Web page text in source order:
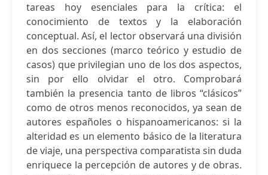
tareas hoy esenciales para la crítica: el
conocimiento de textos y la elaboración
conceptual. Así, el lector observará una división
en dos secciones (marco teórico y estudio de
casos) que privilegian uno de los dos aspectos,
sin por ello olvidar el otro. Comprobará
también la presencia tanto de libros “clásicos”
como de otros menos reconocidos, ya sean de
autores españoles o hispanoamericanos: si la
alteridad es un elemento básico de la literatura
de viaje, una perspectiva comparatista sin duda
enriquece la percepción de autores y de obras.